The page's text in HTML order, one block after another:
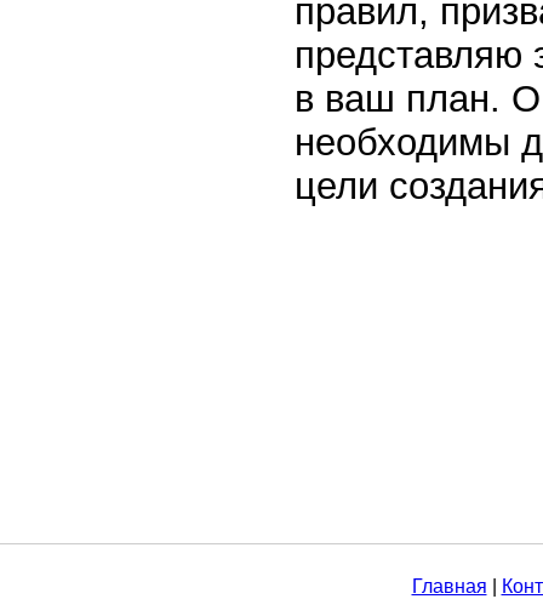
правил,
представляю
в ваш план.
необходимы
цели
Главная